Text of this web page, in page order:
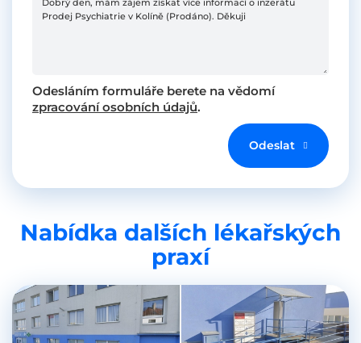
Odesláním formuláře berete na vědomí
zpracování osobních údajů.
Odeslat
Nabídka dalších lékařských
praxí